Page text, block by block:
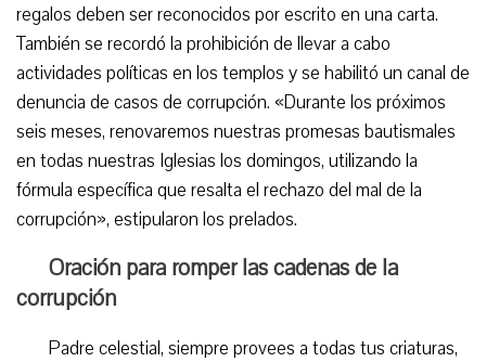
regalos deben ser reconocidos por escrito en una carta.
También se recordó la prohibición de llevar a cabo
actividades políticas en los templos y se habilitó un canal de
denuncia de casos de corrupción. «Durante los próximos
seis meses, renovaremos nuestras promesas bautismales
en todas nuestras Iglesias los domingos, utilizando la
fórmula específica que resalta el rechazo del mal de la
corrupción», estipularon los prelados.
Oración para romper las cadenas de la
corrupción
Padre celestial, siempre provees a todas tus criaturas,